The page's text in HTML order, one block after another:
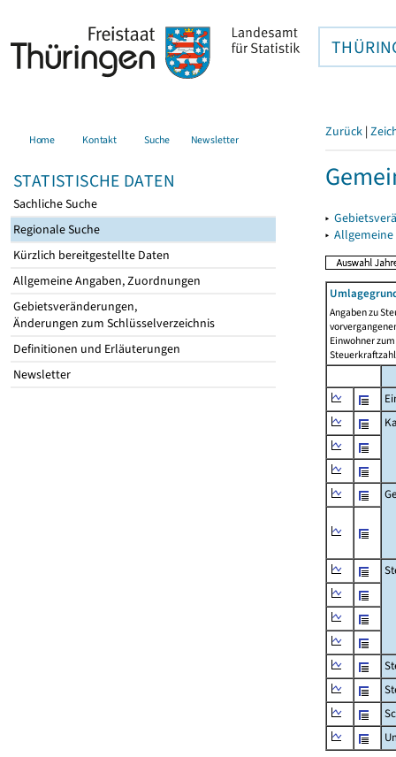
Home Kontakt Suche Newsletter
STATISTISCHE DATEN
Sachliche Suche
Regionale Suche
Kürzlich bereitgestellte Daten
Allgemeine Angaben, Zuordnungen
Gebietsveränderungen,
Änderungen zum Schlüsselverzeichnis
Definitionen und Erläuterungen
Newsletter
Zurück |
▸
▸
Angaben zu
Einwohner